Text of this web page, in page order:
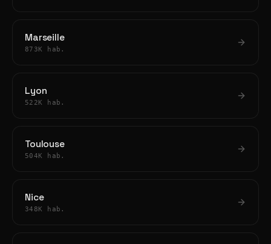
Marseille
873K hab.
Lyon
522K hab.
Toulouse
504K hab.
Nice
348K hab.